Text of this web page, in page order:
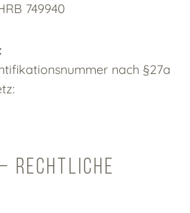
749940
nach §27a
RECHTLICHE